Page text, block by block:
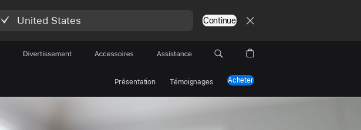
United States Continue
Divertissements Accessoires Assistance
Présentation Témoignages Acheter